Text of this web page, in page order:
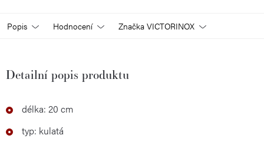
Popis Hodnocení Značka VICTORINOX
Detailní popis produktu
délka: 20 cm
typ: kulatá